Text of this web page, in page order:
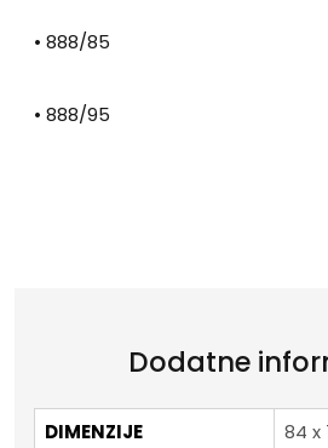
• 888/85
• 888/95
Dodatne
DIMENZIJE
84 x